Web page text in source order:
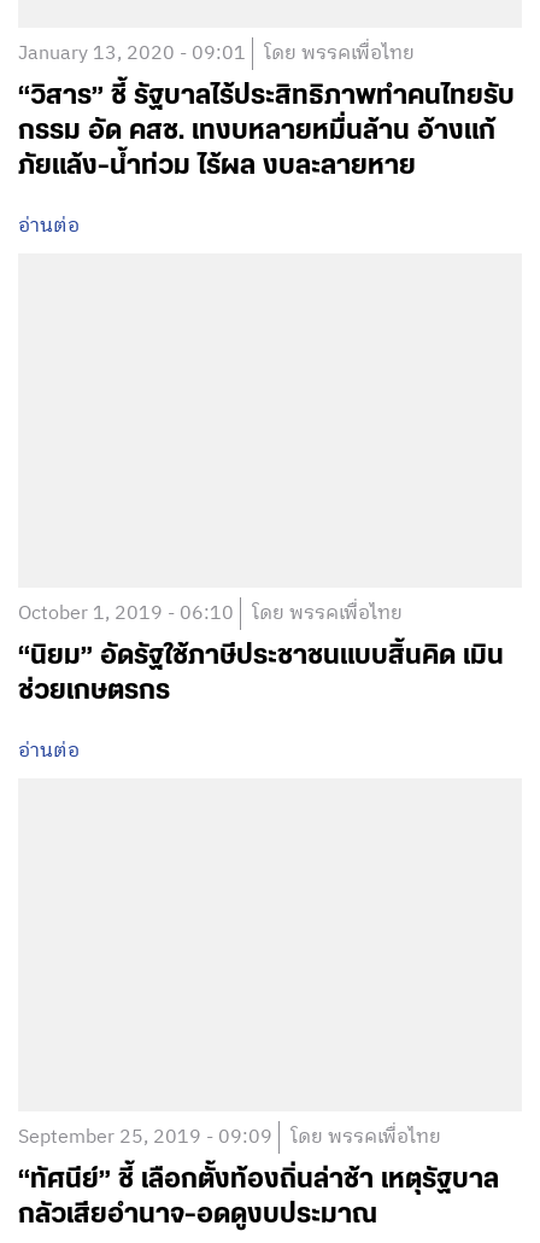
January 13, 2020 - 09:01 โดย พรรคเพื่อไทย
“วิสาร” ชี้ รัฐบาลไร้ประสิทธิภาพทำคนไทยรับ
กรรม อัด คสช. เทงบหลายหมื่นล้าน อ้างแก้
ภัยแล้ง-น้ำท่วม ไร้ผล งบละลายหาย
อ่านต่อ
October 1, 2019 - 06:10 โดย พรรคเพื่อไทย
“นิยม” อัดรัฐใช้ภาษีประชาชนแบบสิ้นคิด เมิน
ช่วยเกษตรกร
อ่านต่อ
September 25, 2019 - 09:09 โดย พรรคเพื่อไทย
“ทัศนีย์” ชี้ เลือกตั้งท้องถิ่นล่าช้า เหตุรัฐบาล
กลัวเสียอำนาจ-อดดูงบประมาณ